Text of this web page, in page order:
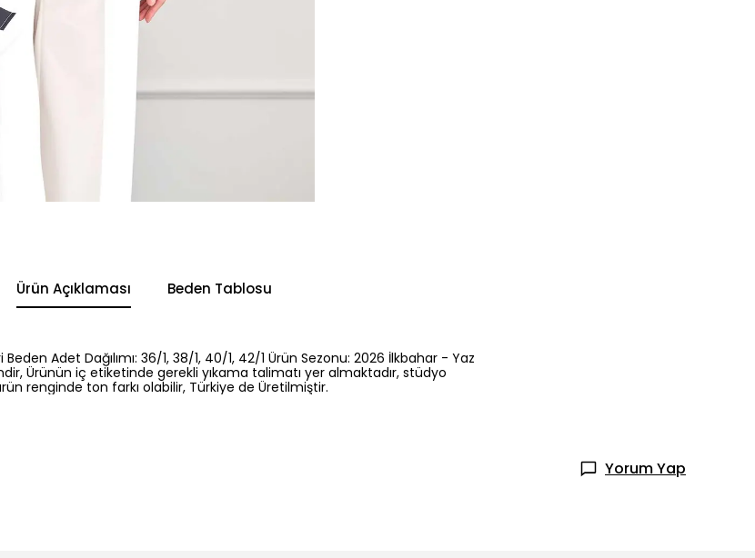
Ürün Açıklaması Beden Tablosu
Adet Dağılımı: 36/1, 38/1, 40/1, 42/1 Ürün Sezonu: 2026 İlkbahar - Yaz
Ürünün iç etiketinde gerekli yıkama talimatı yer almaktadır, stüdyo
renginde ton farkı olabilir, Türkiye de Üretilmiştir.
Yorum Yap